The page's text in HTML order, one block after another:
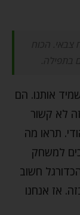
אותנו. הם
קשור
תראו מה
למשחק
חשוב
אז אנחנו